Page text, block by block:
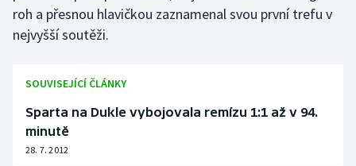
Moderní pětiboj
Olympijské hry
Parasport
roh a přesnou hlavičkou zaznamenal svou první trefu v
nejvyšší soutěži.
SOUVISEJÍCÍ ČLÁNKY
Sparta na Dukle vybojovala remízu 1:1 až v 94.
minutě
28. 7. 2012